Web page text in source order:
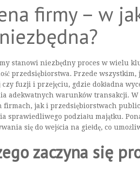
firmy – w
stanowi niezbędny proces w wielu
przedsiębiorstwa. Przede
czy fuzji i przejęciu, gdzie dokładna
adekwatnych warunków transakcji.
jak i przedsiębiorstwach
sprawiedliwego podziału majątku.
się do wejścia na giełdę, co
zaczyna się